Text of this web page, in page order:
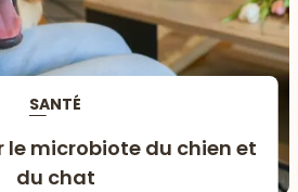
SANTÉ
le microbiote du chien et
du chat